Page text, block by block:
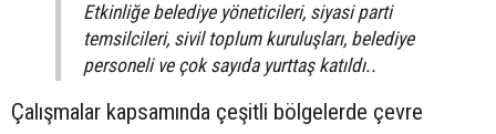
Etkinliğe belediye yöneticileri, siyasi parti
temsilcileri, sivil toplum kuruluşları, belediye
personeli ve çok sayıda yurttaş katıldı..
Çalışmalar kapsamında çeşitli bölgelerde çevre